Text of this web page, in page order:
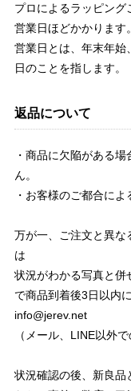
プロによるラッピン
営業日ほどかかります。
営業日とは、年末年始
日のことを指します。
返品について
・商品に欠陥がある
ん。
・お客様のご都合によ
万が一、ご注文と異な
は
状況がわかる写真と併
で商品到着後3日以内
info@jerev.net
（メール、LINE以外
状況確認の後、新良品